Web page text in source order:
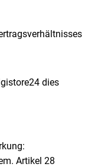
dies
Artikel 28